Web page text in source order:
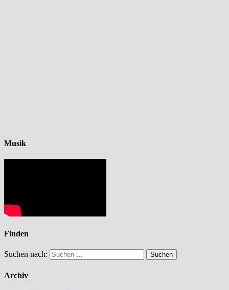
Musik
Finden
Suchen nach:
Archiv